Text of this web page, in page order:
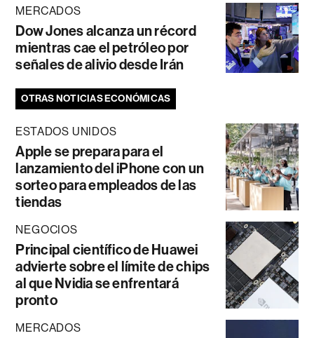
MERCADOS
Dow Jones alcanza un récord
mientras cae el petróleo por
señales de alivio desde Irán
OTRAS NOTICIAS ECONÓMICAS
ESTADOS UNIDOS
Apple se prepara para el
lanzamiento del iPhone con un
sorteo para empleados de las
tiendas
NEGOCIOS
Principal científico de Huawei
advierte sobre el límite de chips
al que Nvidia se enfrentará
pronto
MERCADOS